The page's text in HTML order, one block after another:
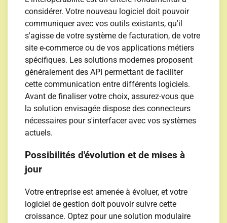
considérer. Votre nouveau logiciel doit pouvoir
communiquer avec vos outils existants, qu'il
s'agisse de votre système de facturation, de votre
site e-commerce ou de vos applications métiers
spécifiques. Les solutions modernes proposent
généralement des API permettant de faciliter
cette communication entre différents logiciels.
Avant de finaliser votre choix, assurez-vous que
la solution envisagée dispose des connecteurs
nécessaires pour s'interfacer avec vos systèmes
actuels.
Possibilités d'évolution et de mises à
jour
Votre entreprise est amenée à évoluer, et votre
logiciel de gestion doit pouvoir suivre cette
croissance. Optez pour une solution modulaire